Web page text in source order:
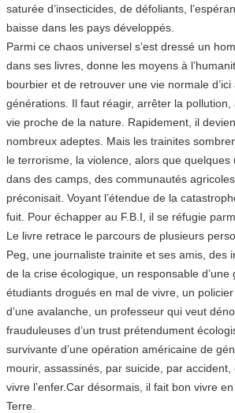
saturée d’insecticides, de défoliants,
baisse dans les pays développés.
Parmi ce chaos universel s’est dressé un
dans ses livres, donne les moyens à
bourbier et de retrouver une vie normale d’ici
générations. Il faut réagir, arrêter la
vie proche de la nature. Rapidement, il
nombreux adeptes. Mais les trainites
le terrorisme, la violence, alors que quelques
dans des camps, des communautés
préconisait. Voyant l’étendue de la
fuit. Pour échapper au F.B.I, il se réfugie
Le livre retrace le parcours de plusieurs
Peg, une journaliste trainite et ses amis, des
de la crise écologique, un responsable d’une
étudiants drogués en mal de vivre, un
d’une avalanche, un professeur qui veut
frauduleuses d’un trust prétendument
survivante d’une opération américaine de
mourir, assassinés, par suicide, par
vivre l’enfer.Car désormais, il fait bon vivre
Terre.